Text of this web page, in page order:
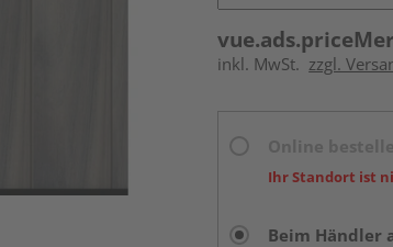
inkl. MwSt. zzgl.
Ihr Standort ist
Beim Händler